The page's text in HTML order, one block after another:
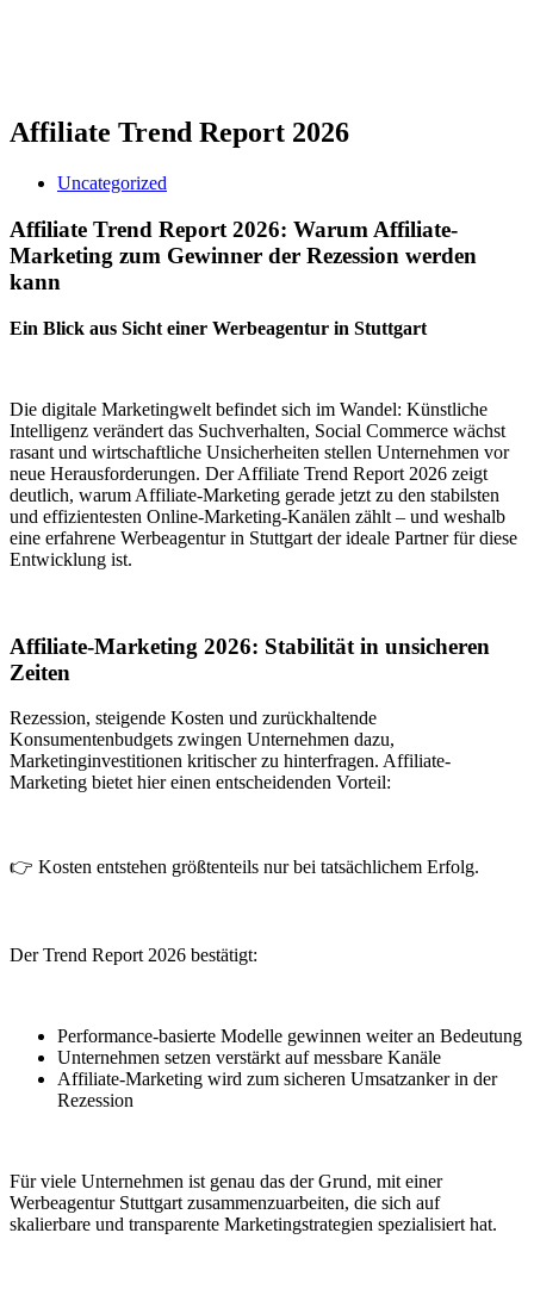
Affiliate Trend Report 2026
Uncategorized
Affiliate Trend Report 2026: Warum Affiliate-
Marketing zum Gewinner der Rezession werden
kann
Ein Blick aus Sicht einer Werbeagentur in Stuttgart
Die digitale Marketingwelt befindet sich im Wandel: Künstliche
Intelligenz verändert das Suchverhalten, Social Commerce wächst
rasant und wirtschaftliche Unsicherheiten stellen Unternehmen vor
neue Herausforderungen. Der Affiliate Trend Report 2026 zeigt
deutlich, warum Affiliate-Marketing gerade jetzt zu den stabilsten
und effizientesten Online-Marketing-Kanälen zählt – und weshalb
eine erfahrene Werbeagentur in Stuttgart der ideale Partner für diese
Entwicklung ist.
Affiliate-Marketing 2026: Stabilität in unsicheren
Zeiten
Rezession, steigende Kosten und zurückhaltende
Konsumentenbudgets zwingen Unternehmen dazu,
Marketinginvestitionen kritischer zu hinterfragen. Affiliate-
Marketing bietet hier einen entscheidenden Vorteil:
👉 Kosten entstehen größtenteils nur bei tatsächlichem Erfolg.
Der Trend Report 2026 bestätigt:
Performance-basierte Modelle gewinnen weiter an Bedeutung
Unternehmen setzen verstärkt auf messbare Kanäle
Affiliate-Marketing wird zum sicheren Umsatzanker in der
Rezession
Für viele Unternehmen ist genau das der Grund, mit einer
Werbeagentur Stuttgart zusammenzuarbeiten, die sich auf
skalierbare und transparente Marketingstrategien spezialisiert hat.